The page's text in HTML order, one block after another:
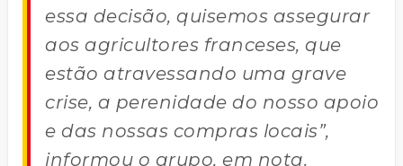
essa decisão, quisemos assegurar
aos agricultores franceses, que
estão atravessando uma grave
crise, a perenidade do nosso apoio
e das nossas compras locais”,
informou o grupo, em nota.